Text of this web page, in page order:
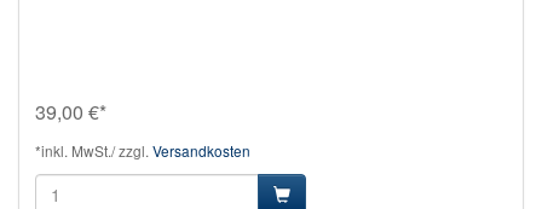
39,00 €*
*inkl. MwSt./ zzgl. Versandkosten